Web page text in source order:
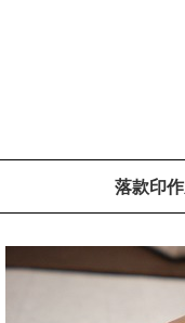
落款印